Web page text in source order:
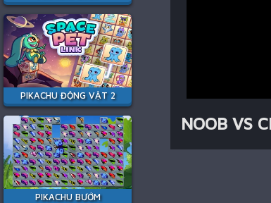
PIKACHU ĐỘNG VẬT 2
PIKACHU BƯỚM
NOOB VS